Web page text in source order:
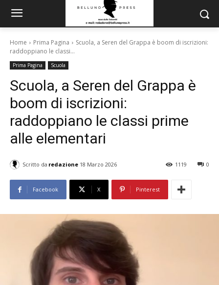
Home Prima Pagina
Scuola, a Seren del Grappa è boom di iscrizioni:
raddoppiano le classi...
Prima Pagina Scuola
Scuola, a Seren del Grappa è
boom di iscrizioni:
raddoppiano le classi prime
alle elementari
Scritto da redazione 18 Marzo 2026 0
1119
Facebook X Pinterest